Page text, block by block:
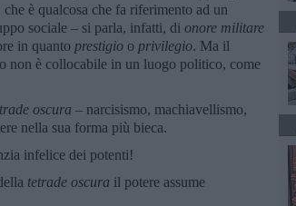
che è qualcosa che fa riferimento ad un
sociale – si parla, infatti, di onore militare
in quanto prestigio o privilegio. Ma il
non è collocabile in un luogo politico, come
oscura – narcisismo, machiavellismo,
nella sua forma più bieca.
infelice dei potenti!
tetrade oscura il potere assume